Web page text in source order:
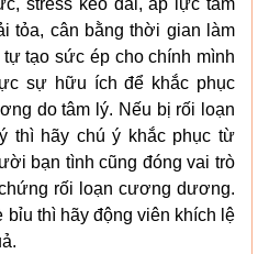
stress kéo dài, áp lực tâm
tỏa, cân bằng thời gian làm
tạo sức ép cho chính mình
sự hữu ích để khắc phục
do tâm lý. Nếu bị rối loạn
thì hãy chú ý khắc phục từ
bạn tình cũng đóng vai trò
rối loạn cương dương.
bỉu thì hãy động viên khích lệ